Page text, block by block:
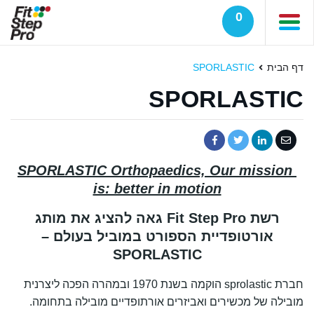
0
דף הבית SPORLASTIC
SPORLASTIC
SPORLASTIC Orthopaedics, Our mission
is: better in motion
רשת Fit Step Pro גאה להציג את מותג
אורטופדיית הספורט במוביל בעולם –
SPORLASTIC
חברת sprolastic הוקמה בשנת 1970 ובמהרה הפכה ליצרנית
מובילה של מכשירים ואביזרים אורתופדיים מובילה בתחומה.